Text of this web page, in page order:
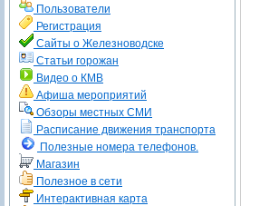
Пользователи
Регистрация
Сайты о Железноводске
Статьи горожан
Видео о КМВ
Афиша мероприятий
Обзоры местных СМИ
Расписание движения транспорта
Полезные номера телефонов.
Магазин
Полезное в сети
Интерактивная карта